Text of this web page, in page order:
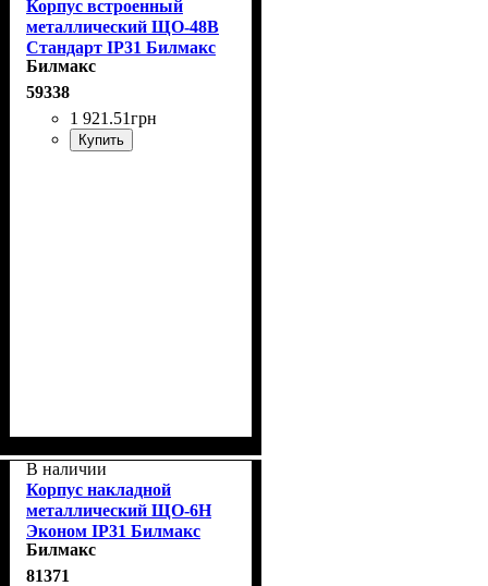
Корпус встроенный
металлический ЩО-48В
Стандарт IP31 Билмакс
Билмакс
59338
1 921 .51грн
Купить
В наличии
Корпус накладной
металлический ЩО-6Н
Эконом IP31 Билмакс
Билмакс
81371